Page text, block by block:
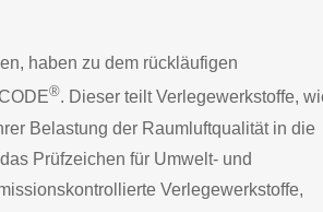
haben zu dem rückläufigen
®. Dieser teilt Verlegewerkstoffe,
Belastung der Raumluftqualität in die
Prüfzeichen für Umwelt- und
Verlegewerkstoffe,